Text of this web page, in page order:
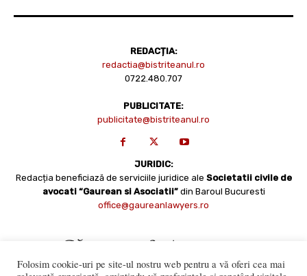
REDACȚIA:
redactia@bistriteanul.ro
0722.480.707
PUBLICITATE:
publicitate@bistriteanul.ro
JURIDIC:
Redacția beneficiază de serviciile juridice ale Societatii civile de
avocati “Gaurean si Asociatii” din Baroul Bucuresti
office@gaureanlawyers.ro
Folosim cookie-uri pe site-ul nostru web pentru a vă oferi cea mai